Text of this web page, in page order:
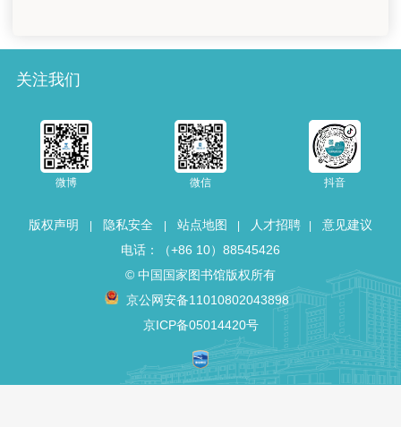
国家图书馆基金会
支持我们
联系我们
相关链接
关注我们
微博 微信 抖音
版权声明 隐私安全 站点地图 人才招聘
意见建议
电话：（+86 10）88545426
© 中国国家图书馆版权所有
京公网安备11010802043898
京ICP备05014420号